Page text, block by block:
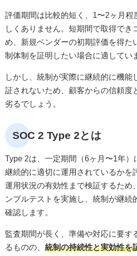
評価期間は比較的短く、1〜2ヶ月程
しくありません。短期間で取得でき
め、新規ベンダーの初期評価を得た
制体制を証明したい場合に適してい
しかし、統制が実際に継続的に機能
証されないため、顧客からの信頼度
劣るでしょう。
SOC 2 Type 2とは
Type 2は、一定期間（6ヶ月〜1年）
継続的に適切に運用されているかを
運用状況の有効性まで検証するため
ンプルテストを実施し、統制が継続
確認します。
監査期間が長く、準備や対応に要す
るものの、 統制の持続性と実効性を